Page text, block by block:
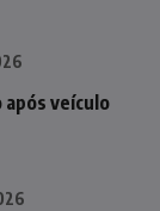
após veículo